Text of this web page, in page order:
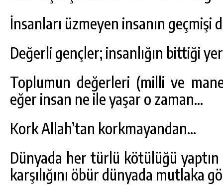
İnsanları üzmeyen insanın geçmişi
Değerli gençler; insanlığın bittiği
Toplumun değerleri (milli ve
eğer insan ne ile yaşar o zaman…
Kork Allah’tan korkmayandan…
Dünyada her türlü kötülüğü yaptın
karşılığını öbür dünyada mutlaka